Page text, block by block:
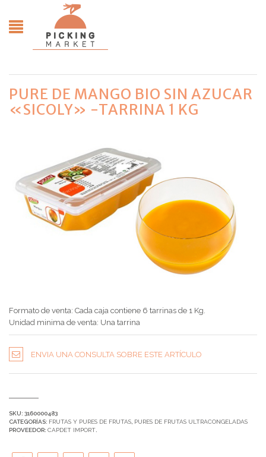
PURE DE MANGO BIO SIN AZUCAR
«SICOLY» -TARRINA 1 KG
Formato de venta: Cada caja contiene 6 tarrinas de 1 Kg.
Unidad minima de venta: Una tarrina
ENVIA UNA CONSULTA SOBRE ESTE ARTÍCULO
SKU: 3160000483
CATEGORÍAS: FRUTAS Y PURES DE FRUTAS, PURES DE FRUTAS ULTRACONGELADAS
PROVEEDOR: CAPDET IMPORT.